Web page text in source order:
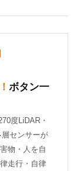
ボタン一
度LiDAR・
センサーが
物・人を自
走行・自律